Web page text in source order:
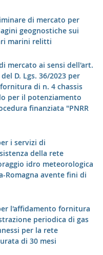
di mercato per
geognostiche sui
marini relitti
mercato ai sensi dell'art.
D. Lgs. 36/2023 per
di n. 4 chassis
per il potenziamento
finanziata "PNRR
i servizi di
della rete
idro meteorologica
Romagna avente fini di
l'affidamento fornitura
periodica di gas
per la rete
di 30 mesi